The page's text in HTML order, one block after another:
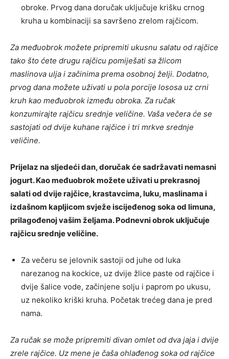
obroke. Prvog dana doručak uključuje krišku crnog
kruha u kombinaciji sa savršeno zrelom rajčicom.
Za međuobrok možete pripremiti ukusnu salatu od rajčice
tako što ćete drugu rajčicu pomiješati sa žlicom
maslinova ulja i začinima prema osobnoj želji. Dodatno,
prvog dana možete uživati ​​u pola porcije lososa uz crni
kruh kao međuobrok između obroka. Za ručak
konzumirajte rajčicu srednje veličine. Vaša večera će se
sastojati od dvije kuhane rajčice i tri mrkve srednje
veličine.
Prijelaz na sljedeći dan, doručak će sadržavati nemasni
jogurt. Kao međuobrok možete uživati ​​u prekrasnoj
salati od dvije rajčice, krastavcima, luku, maslinama i
izdašnom kapljicom svježe iscijeđenog soka od limuna,
prilagođenoj vašim željama. Podnevni obrok uključuje
rajčicu srednje veličine.
Za večeru se jelovnik sastoji od juhe od luka
narezanog na kockice, uz dvije žlice paste od rajčice i
dvije šalice vode, začinjene solju i paprom po ukusu,
uz nekoliko kriški kruha. Početak trećeg dana je pred
nama.
Za ručak se može pripremiti divan omlet od dva jaja i dvije
zrele rajčice. Uz mene je čaša ohlađenog soka od rajčice